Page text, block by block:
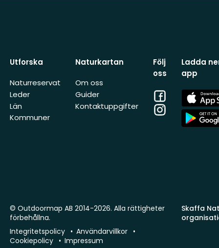
Utforska
Naturreservat
Leder
Län
Kommuner
Naturkartan
Om oss
Guider
Kontaktuppgifter
Följ
oss
Facebook
Instagram
Ladda
app
App
Store
App
Store
Skaffa
© Outdoormap AB 2014-2026. Alla rättigheter
förbehållna.
Integritetspolicy
Användarvillkor
Cookiepolicy
Impressum